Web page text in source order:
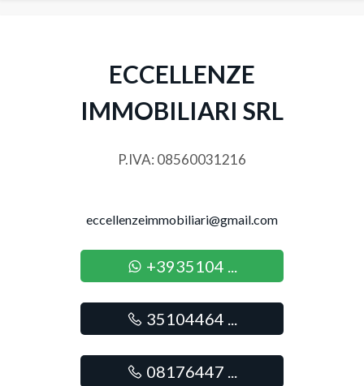
ECCELLENZE
IMMOBILIARI SRL
P.IVA: 08560031216
eccellenzeimmobiliari@gmail.com
+3935104 ...
35104464 ...
08176447 ...
Ascensore